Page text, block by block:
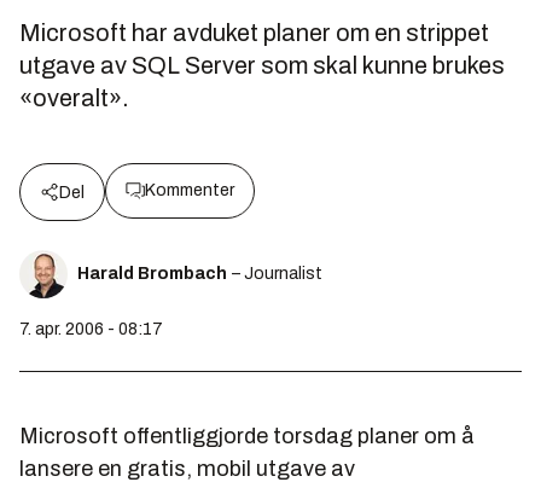
Microsoft har avduket planer om en strippet
utgave av SQL Server som skal kunne brukes
«overalt».
Del Kommenter
Harald Brombach – Journalist
7. apr. 2006 - 08:17
Microsoft offentliggjorde torsdag planer om å
lansere en gratis, mobil utgave av